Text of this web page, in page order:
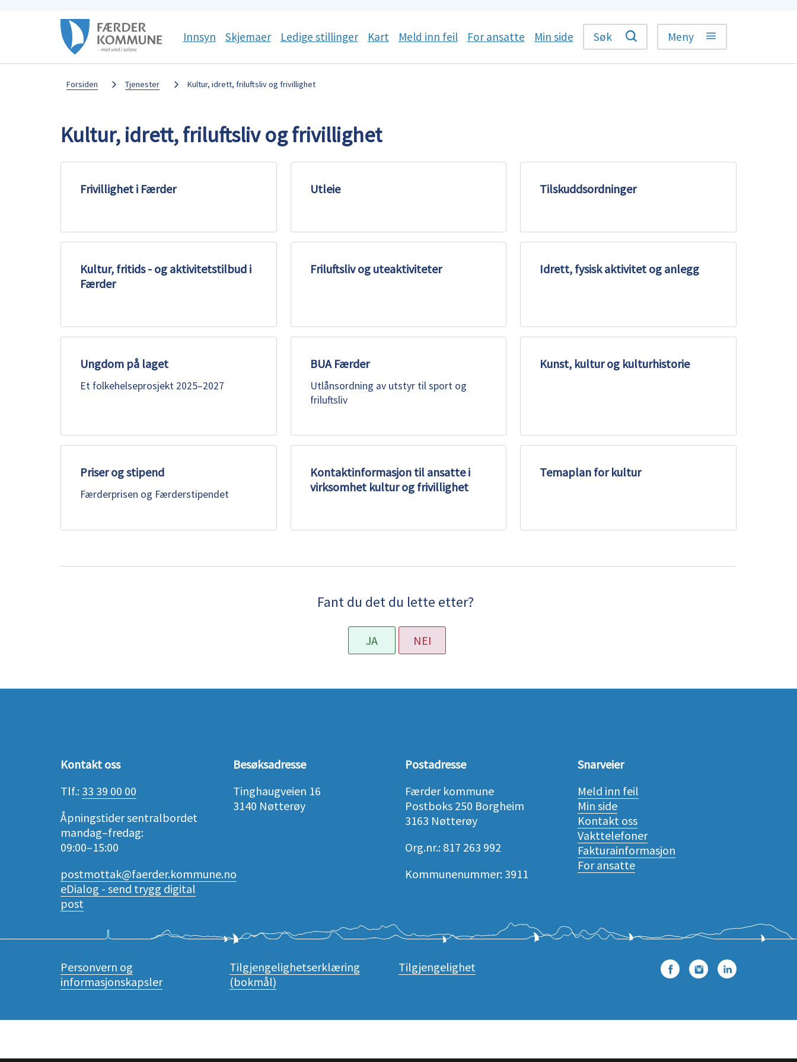
Færder
kommune
Sosiale
media
Innsyn Skjemaer Ledige stillinger Kart Meld inn feil For ansatte Min side Søk Meny
Du
her:
Forsiden Tjenester Kultur, idrett, friluftsliv og frivillighet
Kultur, idrett, friluftsliv og frivillighet
Frivillighet i Færder Utleie Tilskuddsordninger
Kultur, fritids - og aktivitetstilbud i
Færder
Friluftsliv og uteaktiviteter Idrett, fysisk aktivitet og anlegg
Ungdom på laget
Et folkehelseprosjekt 2025–2027
BUA Færder
Utlånsordning av utstyr til sport og
friluftsliv
Kunst, kultur og kulturhistorie
Priser og stipend
Færderprisen og Færderstipendet
Kontaktinformasjon til ansatte i
virksomhet kultur og frivillighet
Temaplan for kultur
Fant du det du lette etter?
JA NEI
Kontakt oss
Tlf.: 33 39 00 00
Åpningstider sentralbordet
mandag–fredag:
09:00–15:00
postmottak@faerder.kommune.no
eDialog - send trygg digital
post
Besøksadresse
Tinghaugveien 16
3140 Nøtterøy
Postadresse
Færder kommune
Postboks 250 Borgheim
3163 Nøtterøy
Org.nr.: 817 263 992
Kommunenummer: 3911
Snarveier
Meld inn feil
Min side
Kontakt oss
Vakttelefoner
Fakturainformasjon
For ansatte
Personvern og
informasjonskapsler
Tilgjengelighetserklæring
(bokmål)
Tilgjengelighet FacebookInstagramLinkedIn